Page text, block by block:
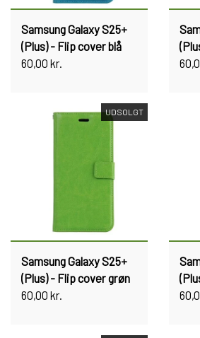
Samsung Galaxy S25+
(Plus) - Flip cover blå
60,00 kr.
UDSOLGT
Samsung Galaxy S25+
(Plus) - Flip cover grøn
60,00 kr.